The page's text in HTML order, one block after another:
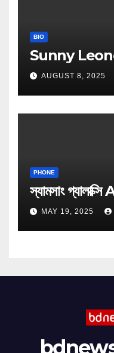
BIO
Sunny Leone
AUGUST 8, 2025
PHONE
স্যামসাং গ্যালাক্সি
MAY 19, 2025